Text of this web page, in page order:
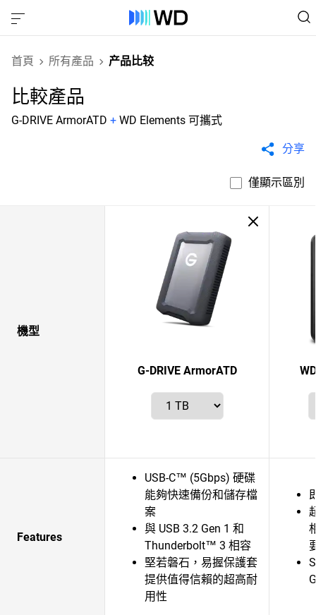
首頁 所有產品 产品比较
比較產品
G-DRIVE ArmorATD + WD Elements 可攜式
分享
僅顯示區別
機型
G-DRIVE ArmorATD
Features
USB-C™ (5Gbps) 硬碟
能夠快速備份和儲存檔
案
與 USB 3.2 Gen 1 和
Thunderbolt™ 3 相容
堅若磐石，易握保護套
提供值得信賴的超高耐
用性